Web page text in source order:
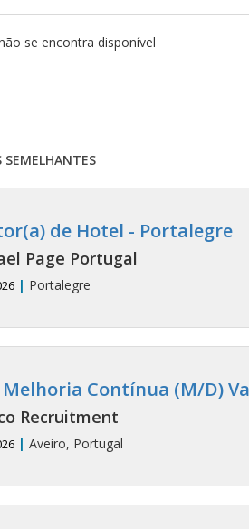
se encontra disponível
SEMELHANTES
de Hotel - Portalegre
Page Portugal
| Portalegre
Melhoria Contínua (M/D)
Recruitment
| Aveiro, Portugal